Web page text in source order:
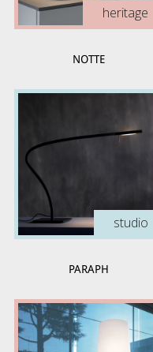
heritage
NOTTE
studio
PARAPH